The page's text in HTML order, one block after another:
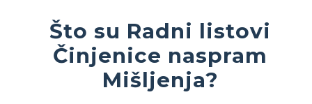
Što su Radni listovi
Činjenice naspram
Mišljenja?